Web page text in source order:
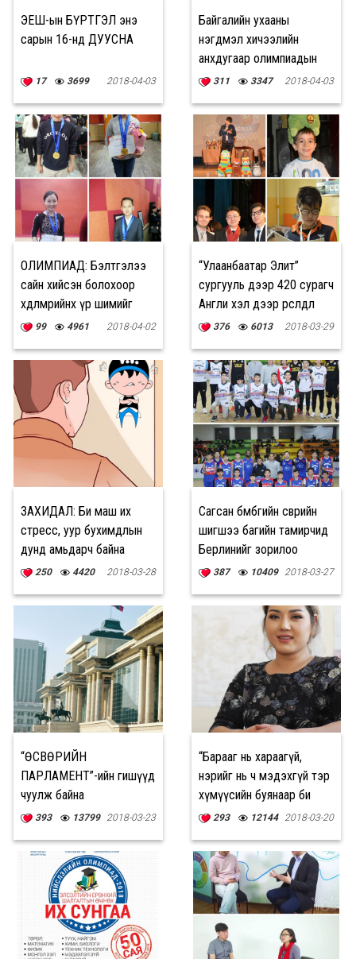
ЭЕШ-ын БҮРТГЭЛ энэ
сарын 16-нд ДУУСНА
17 3699 2018-04-03
Байгалийн ухааны
нэгдмэл хичээлийн
анхдугаар олимпиадын
дүн гарлаа
311 3347 2018-04-03
ОЛИМПИАД: Бэлтгэлээ
сайн хийсэн болохоор
хөдөлмөрийнхөө үр шимийг
хүртлээ
99 4961 2018-04-02
“Улаанбаатар Элит”
сургууль дээр 420 сурагч
Англи хэл дээр өрсөлдлөө
376 6013 2018-03-29
ЗАХИДАЛ: Би маш их
стресс, уур бухимдлын
дунд амьдарч байна
250 4420 2018-03-28
Сагсан бөмбөгийн өсвөрийн
шигшээ багийн тамирчид
Берлинийг зорилоо
387 10409 2018-03-27
“ӨСВӨРИЙН
ПАРЛАМЕНТ”-ийн гишүүд
чуулж байна
393 13799 2018-03-23
“Барааг нь хараагүй,
нэрийг нь ч мэдэхгүй тэр
хүмүүсийн буянаар би
дахин амьдарсан”
293 12144 2018-03-20